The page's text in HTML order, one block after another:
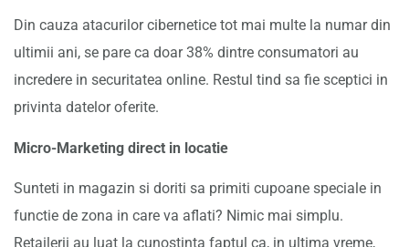
Din cauza atacurilor cibernetice tot mai multe la numar din
ultimii ani, se pare ca doar 38% dintre consumatori au
incredere in securitatea online. Restul tind sa fie sceptici in
privinta datelor oferite.
Micro-Marketing direct in locatie
Sunteti in magazin si doriti sa primiti cupoane speciale in
functie de zona in care va aflati? Nimic mai simplu.
Retailerii au luat la cunostinta faptul ca, in ultima vreme,